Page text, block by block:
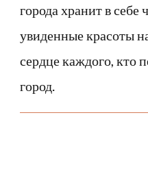
города хранит в себе
увиденные красоты
сердце каждого, кто
город.